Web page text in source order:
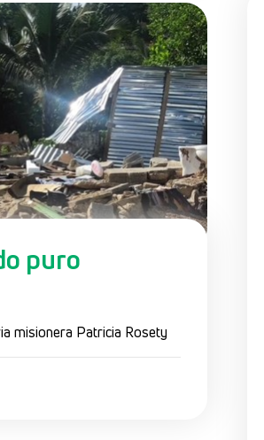
puro
misionera Patricia Rosety